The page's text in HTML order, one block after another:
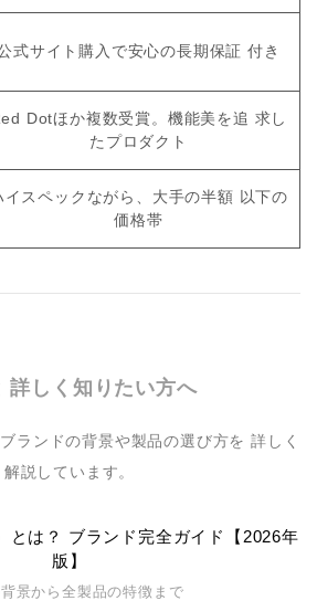
式サイト購入で安心の長期保証 付き
Dotほか複数受賞。機能美を追 求し
たプロダクト
イスペックながら、大手の半額 以下の
価格帯
詳しく知りたい方へ
ランドの背景や製品の選び方を 詳しく
解説しています。
とは？ ブランド完全ガイド【2026年
版】
景から全製品の特徴まで